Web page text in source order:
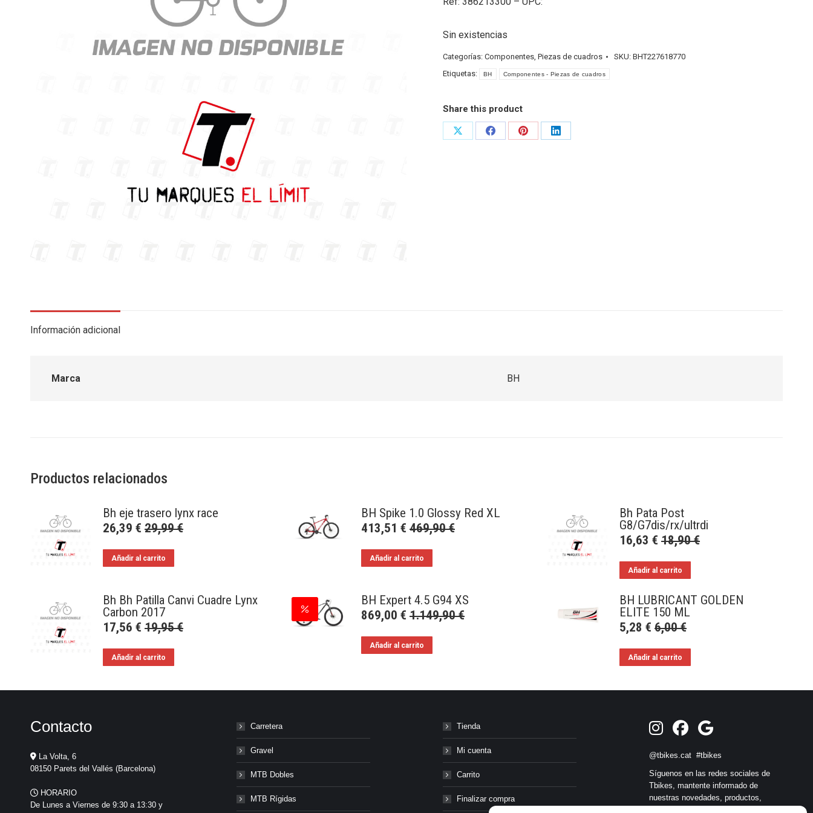
Sin existencias
Categorías: Componentes, Piezas de cuadros SKU: BHT227618770
Etiquetas:
BH Componentes - Piezas de cuadros
Share this product
Share
Share
Share
Share
Información adicional
Marca BH
Productos relacionados
Bh eje trasero lynx race
26,39 € 29,99€
Añadir al carrito
BH Spike 1.0 Glossy Red XL
413,51€ 469,90€
Añadir al carrito
Bh Pata Post
G8/G7dis/rx/ultrdi
16,63€ 18,90€
Añadir al carrito
Bh Bh Patilla Canvi Cuadre Lynx
Carbon 2017
17,56 € 19,95€
Añadir al carrito
BH Expert 4.5 G94 XS
869,00€ 1.149,90€
Añadir al carrito
BH LUBRICANT GOLDEN
ELITE 150 ML
5,28€ 6,00€
Añadir al carrito
Contacto
La Volta, 6
08150 Parets del Vallés (Barcelona)
HORARIO
De Lunes a Viernes de 9:30 a 13:30 y
Carretera
Gravel
MTB Dobles
MTB Rígidas
Tienda
Mi cuenta
Carrito
Finalizar compra
@tbikes.cat #tbikes
Síguenos en las redes sociales de
Tbikes, mantente informado de
nuestras novedades, productos,